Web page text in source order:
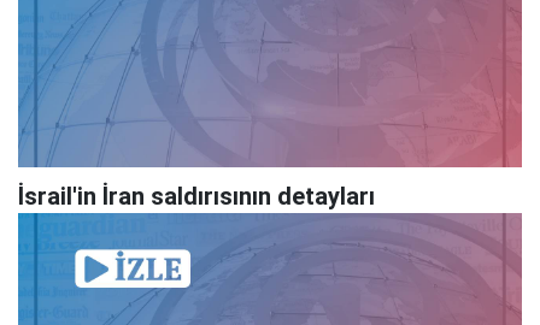
İsrail'in İran saldırısının detayları